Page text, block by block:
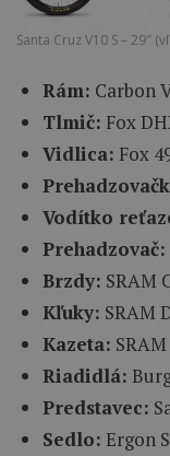
Santa Cruz V10 S – 29″
Rám: Carbon
Tlmič: Fox
Vidlica: Fox
Vodítko
Prehadzovač:
Brzdy: SRAM
Kľuky: SRAM
Kazeta:
Riadidlá:
Predstavec:
Sedlo: Ergon